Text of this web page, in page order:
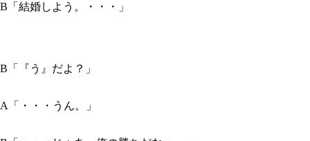
B「結婚しよう。・・・」
B「『う』だよ？」
A「・・・うん。」